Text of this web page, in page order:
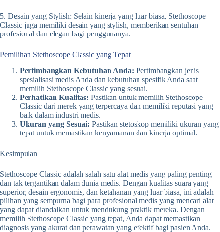
5. Desain yang Stylish: Selain kinerja yang luar biasa, Stethoscope
Classic juga memiliki desain yang stylish, memberikan sentuhan
profesional dan elegan bagi penggunanya.
Pemilihan Stethoscope Classic yang Tepat
Pertimbangkan Kebutuhan Anda: Pertimbangkan jenis
spesialisasi medis Anda dan kebutuhan spesifik Anda saat
memilih Stethoscope Classic yang sesuai.
Perhatikan Kualitas: Pastikan untuk memilih Stethoscope
Classic dari merek yang terpercaya dan memiliki reputasi yang
baik dalam industri medis.
Ukuran yang Sesuai: Pastikan stetoskop memiliki ukuran yang
tepat untuk memastikan kenyamanan dan kinerja optimal.
Kesimpulan
Stethoscope Classic adalah salah satu alat medis yang paling penting
dan tak tergantikan dalam dunia medis. Dengan kualitas suara yang
superior, desain ergonomis, dan ketahanan yang luar biasa, ini adalah
pilihan yang sempurna bagi para profesional medis yang mencari alat
yang dapat diandalkan untuk mendukung praktik mereka. Dengan
memilih Stethoscope Classic yang tepat, Anda dapat memastikan
diagnosis yang akurat dan perawatan yang efektif bagi pasien Anda.